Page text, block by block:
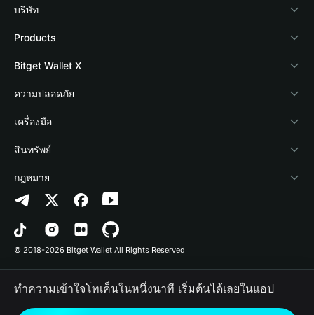
บริษัท
เกี่ยวกับ Bitget Wallet
Blog
Academy
ข่าวสารด้านคริปโต
ศูนย์ช่วยเหลือ
ติดต่อเรา
ทรัพยากรข้อมูลของแบรนด์
อาชีพ
Products
Crypto Card
Stablecoin Earn
Payfi Crypto
Crypto Swap API
Altcoin Season Index
Prediction Markets
DApp
RWA
Bitget Wallet X
นักพัฒนา
เชื่อมต่อ Wallet
Bitget Wallet Pay
ลิสต์โปรเจกต์
ความปลอดภัย
Protection Fund
เทคโนโลยีความปลอดภัย
เครื่องมือ
ซื้อคริปโต
การตรวจจับการอนุญาต
การตรวจจับสัญญา
การโอนเป็นชุด
สินทรัพย์
Arbitrum
Avalanche
Bitcoin
Polygon
กฎหมาย
นโยบายความเป็นส่วนตัว
ข้อตกลงในการใช้บริการ
© 2018-2026 Bitget Wallet All Rights Reserved
ทำความเข้าใจโทเค็นในหนึ่งนาที เริ่มต้นได้เลยในแอป